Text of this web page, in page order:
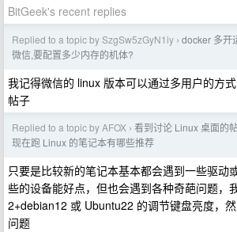
BitGeek's recent replies
Replied to a topic by SzgSw5zGyN1iy › docker 多开
微信,要配置多少内存的机体?
我记得微信的 linux 版本可以通过多用户的方
帖子
Replied to a topic by AFOX › 看到讨论 Linux 桌面的
现在跑 Linux 的笔记本有哪些推荐
只要是比较新的笔记本基本都会遇到一些驱动
些的设备能好点，但也会遇到各种奇葩问题，
2+debian12 或 Ubuntu22 的调节键盘亮度，
问题